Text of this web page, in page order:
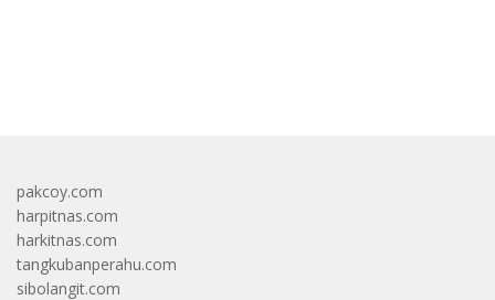
pakcoy.com
harpitnas.com
harkitnas.com
tangkubanperahu.com
sibolangit.com